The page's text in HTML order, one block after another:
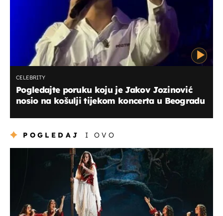
CELEBRITY
Pogledajte poruku koju je Jakov Jozinović
nosio na košulji tijekom koncerta u Beogradu
POGLEDAJ I OVO